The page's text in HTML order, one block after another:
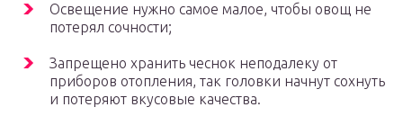
Освещение нужно самое малое, чтобы овощ не
потерял сочности;
Запрещено хранить чеснок неподалеку от
приборов отопления, так головки начнут сохнуть
и потеряют вкусовые качества.